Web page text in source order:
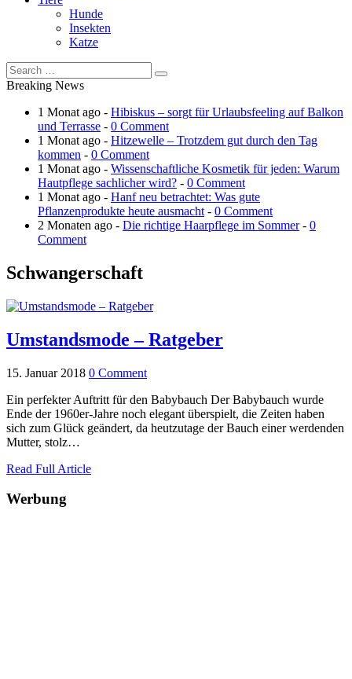
Hunde
Insekten
Katze
Breaking News
1 Monat ago - Hibiskus – sorgt für Urlaubsfeeling auf Balkon
und Terrasse - 0 Comment
1 Monat ago - Hitzewelle – Trotzdem gut durch den Tag
kommen - 0 Comment
1 Monat ago - Wissenschaftliche Kosmetik für jeden: Warum
Hautpflege sachlicher wird? - 0 Comment
1 Monat ago - Hanf neu betrachtet: Was gute
Pflanzenprodukte heute ausmacht - 0 Comment
2 Monaten ago - Die richtige Haarpflege im Sommer- 0
Comment
Schwangerschaft
Umstandsmode – Ratgeber
15. Januar 2018 0 Comment
Ein perfekter Auftritt für den Babybauch Der Babybauch wurde
Ende der 1960er-Jahre noch elegant überspielt, die Zeiten haben
sich zum Glück geändert, da heutzutage der Bauch einer werdenden
Mutter, stolz…
Read Full Article
Werbung